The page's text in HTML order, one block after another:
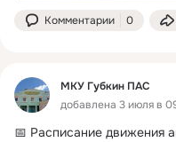
Комментарии 0
МКУ Губкин ПАС
добавлена 3 июля в
📅 Расписание движения